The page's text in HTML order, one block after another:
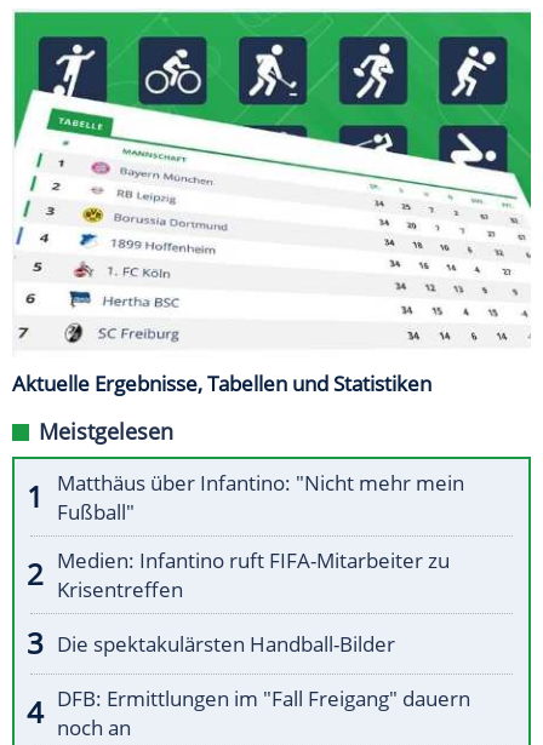
Aktuelle Ergebnisse, Tabellen und Statistiken
Meistgelesen
Matthäus über Infantino: "Nicht mehr mein
Fußball"
Medien: Infantino ruft FIFA-Mitarbeiter zu
Krisentreffen
Die spektakulärsten Handball-Bilder
DFB: Ermittlungen im "Fall Freigang" dauern
noch an